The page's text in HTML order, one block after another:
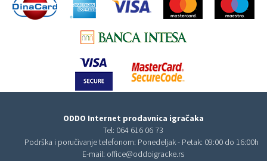
ODDO Internet prodavnica igračaka
Tel: 064 616 06 73
Podrška i poručivanje telefonom: Ponedeljak - Petak: 09:00 do 16:00h
E-mail: office@oddoigracke.rs